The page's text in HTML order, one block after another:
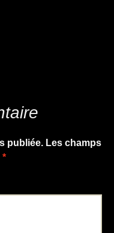
publiée. Les champs
*